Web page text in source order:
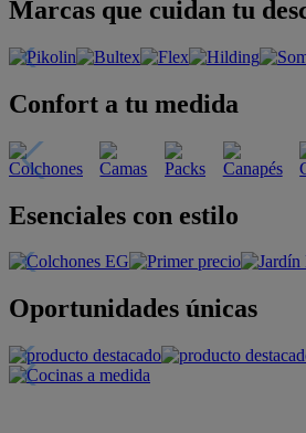
Marcas que cuidan tu
Confort a tu medida
Esenciales con estilo
Oportunidades únicas